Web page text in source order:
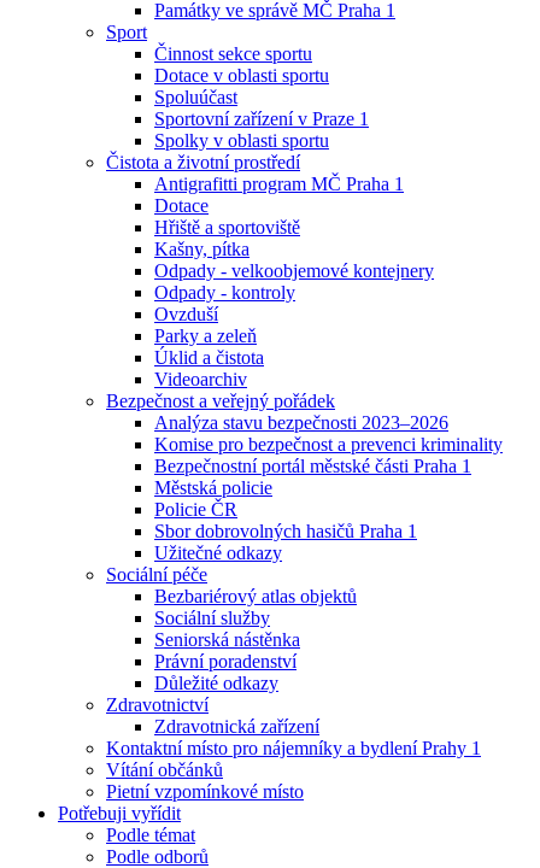
Památky ve správě MČ Praha 1
Sport
Činnost sekce sportu
Dotace v oblasti sportu
Spoluúčast
Sportovní zařízení v Praze 1
Spolky v oblasti sportu
Čistota a životní prostředí
Antigrafitti program MČ Praha 1
Dotace
Hřiště a sportoviště
Kašny, pítka
Odpady - velkoobjemové kontejnery
Odpady - kontroly
Ovzduší
Parky a zeleň
Úklid a čistota
Videoarchiv
Bezpečnost a veřejný pořádek
Analýza stavu bezpečnosti 2023–2026
Komise pro bezpečnost a prevenci kriminality
Bezpečnostní portál městské části Praha 1
Městská policie
Policie ČR
Sbor dobrovolných hasičů Praha 1
Užitečné odkazy
Sociální péče
Bezbariérový atlas objektů
Sociální služby
Seniorská nástěnka
Právní poradenství
Důležité odkazy
Zdravotnictví
Zdravotnická zařízení
Kontaktní místo pro nájemníky a bydlení Prahy 1
Vítání občánků
Pietní vzpomínkové místo
Potřebuji vyřídit
Podle témat
Podle odborů